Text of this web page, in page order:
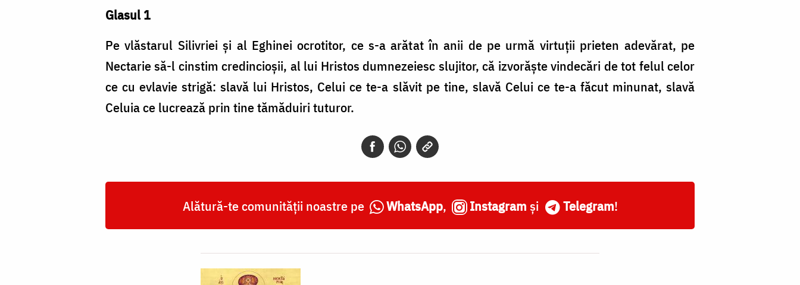
Glasul 1
Pe vlăstarul Silivriei și al Eghinei ocrotitor, ce s-a arătat în anii de pe urmă virtuții prieten adevărat, pe
Nectarie să-l cinstim credincioșii, al lui Hristos dumnezeiesc slujitor, că izvorăște vindecări de tot felul celor
ce cu evlavie strigă: slavă lui Hristos, Celui ce te-a slăvit pe tine, slavă Celui ce te-a făcut minunat, slavă
Celuia ce lucrează prin tine tămăduiri tuturor.
Alătură-te comunității noastre pe WhatsApp, Instagram și Telegram!